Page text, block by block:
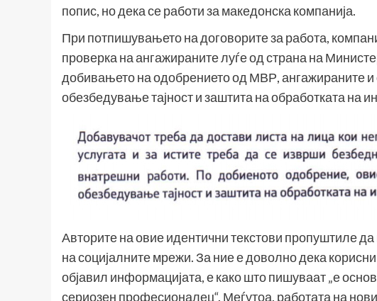
попис, но дека се работи за македонска компанија.
При потпишувањето на договорите за работа,
проверка на ангажираните луѓе од страна на
добивањето на одобрението од МВР, ангажираните и
обезбедување тајност и заштита на обработката на
Авторите на овие идентични текстови пропуштиле
на социјалните мрежи. За ние е доволно дека
објавил информацијата, е како што пишуваат „е
сериозен професионалец“. Меѓутоа, работата на